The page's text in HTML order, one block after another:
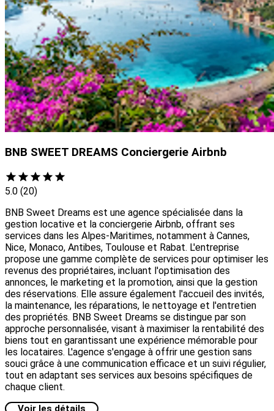
BNB SWEET DREAMS Conciergerie Airbnb
5.0 (20)
BNB Sweet Dreams est une agence spécialisée dans la
gestion locative et la conciergerie Airbnb, offrant ses
services dans les Alpes-Maritimes, notamment à Cannes,
Nice, Monaco, Antibes, Toulouse et Rabat. L'entreprise
propose une gamme complète de services pour optimiser les
revenus des propriétaires, incluant l'optimisation des
annonces, le marketing et la promotion, ainsi que la gestion
des réservations. Elle assure également l'accueil des invités,
la maintenance, les réparations, le nettoyage et l'entretien
des propriétés. BNB Sweet Dreams se distingue par son
approche personnalisée, visant à maximiser la rentabilité des
biens tout en garantissant une expérience mémorable pour
les locataires. L'agence s'engage à offrir une gestion sans
souci grâce à une communication efficace et un suivi régulier,
tout en adaptant ses services aux besoins spécifiques de
chaque client.
Voir les détails